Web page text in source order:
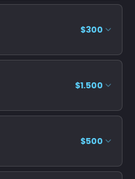
$300
$1.500
$500